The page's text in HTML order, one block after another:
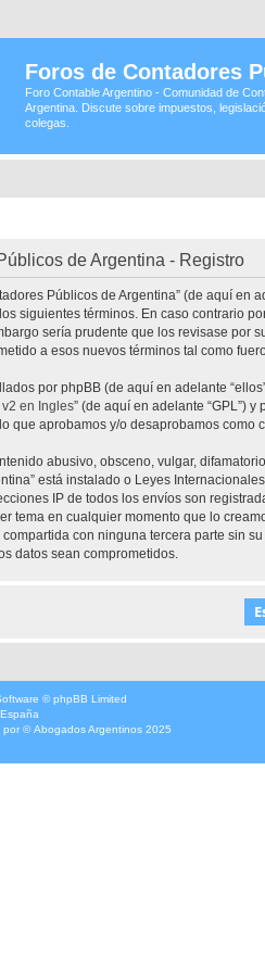
Foros de Contadores
Foro Contable Argentino - Comunidad de
Argentina. Discute sobre impuestos,
colegas.
de Argentina - Registro
Públicos de Argentina” (de aquí en
siguientes términos. En caso contrario
sería prudente que los revisase por
a esos nuevos términos tal como
por phpBB (de aquí en adelante
en Ingles” (de aquí en adelante “GPL”)
que aprobamos y/o desaprobamos
abusivo, obsceno, vulgar,
está instalado o Leyes
IP de todos los envíos son
tema en cualquier momento que lo
con ninguna tercera parte sin
datos sean comprometidos.
© phpBB Limited
por ©Abogados Argentinos 2025